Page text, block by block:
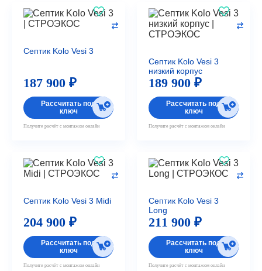
Септик Kolo Vesi 3
187 900 ₽
Рассчитать под
ключ
Получите расчёт с монтажом онлайн
Септик Kolo Vesi 3
низкий корпус
189 900 ₽
Рассчитать под
ключ
Получите расчёт с монтажом онлайн
Септик Kolo Vesi 3 Midi
204 900 ₽
Рассчитать под
ключ
Получите расчёт с монтажом онлайн
Септик Kolo Vesi 3
Long
211 900 ₽
Рассчитать под
ключ
Получите расчёт с монтажом онлайн